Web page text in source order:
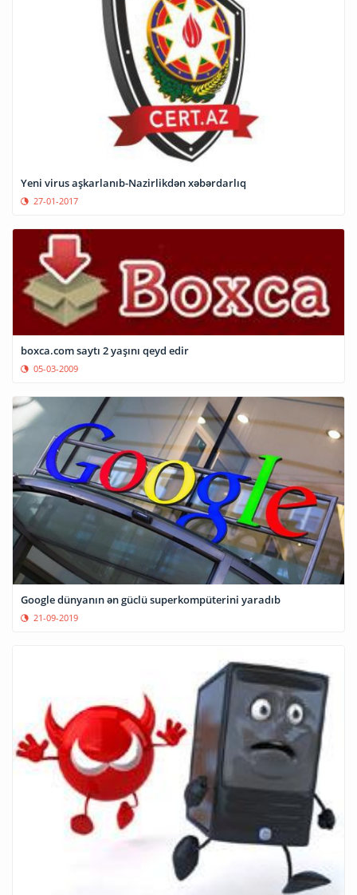
Yeni virus aşkarlanıb-Nazirlikdən xəbərdarlıq
27-01-2017
boxca.com saytı 2 yaşını qeyd edir
05-03-2009
Google dünyanın ən güclü superkompüterini yaradıb
21-09-2019